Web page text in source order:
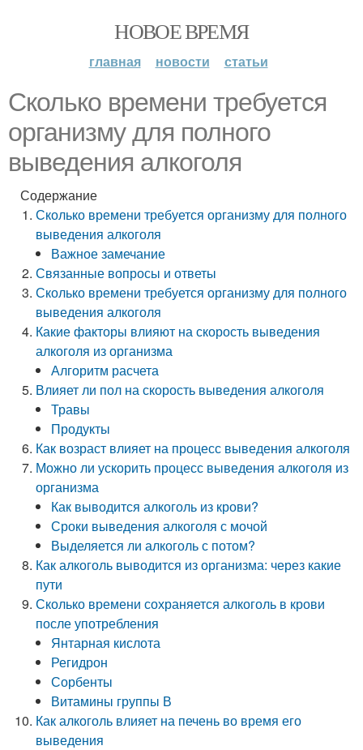
НОВОЕ ВРЕМЯ
главная новости статьи
Сколько времени требуется
организму для полного
выведения алкоголя
Содержание
Сколько времени требуется организму для полного
выведения алкоголя
Важное замечание
Связанные вопросы и ответы
Сколько времени требуется организму для полного
выведения алкоголя
Какие факторы влияют на скорость выведения
алкоголя из организма
Алгоритм расчета
Влияет ли пол на скорость выведения алкоголя
Травы
Продукты
Как возраст влияет на процесс выведения алкоголя
Можно ли ускорить процесс выведения алкоголя из
организма
Как выводится алкоголь из крови?
Сроки выведения алкоголя с мочой
Выделяется ли алкоголь с потом?
Как алкоголь выводится из организма: через какие
пути
Сколько времени сохраняется алкоголь в крови
после употребления
Янтарная кислота
Регидрон
Сорбенты
Витамины группы В
Как алкоголь влияет на печень во время его
выведения